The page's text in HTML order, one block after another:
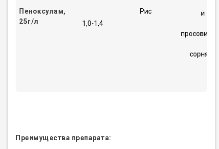
Пеноксулам,
25г/л
1,0-1,4
Рис и
сорняки
Преимущества препарата: